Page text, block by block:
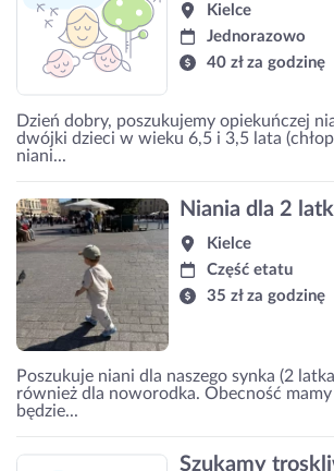
Kielce
Jednorazowo
40 zł za godzinę
Dzień dobry, poszukujemy opiekuńczej
dwójki dzieci w wieku 6,5 i 3,5 lata
niani...
Niania dla 2
Kielce
Część etatu
35 zł za godzinę
Poszukuje niani dla naszego synka (2
również dla noworodka. Obecność
będzie...
Szukamy